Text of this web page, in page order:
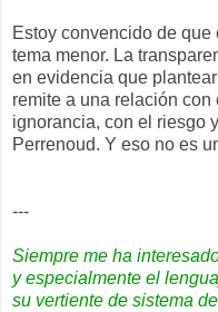
Estoy convencido de
tema menor. La
en evidencia que
remite a una relación
ignorancia, con el riesgo
Perrenoud. Y eso no es
---
Siempre me ha
y especialmente el
su vertiente de sistema